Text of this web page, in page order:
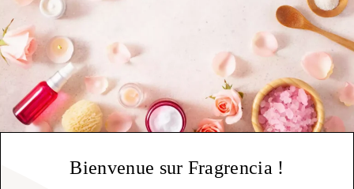
Bienvenue sur Fragrencia !